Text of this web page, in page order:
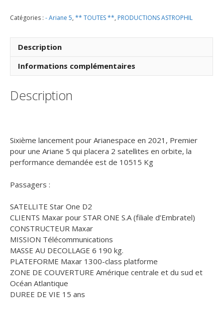
5
254
-
Catégories : - Ariane 5, ** TOUTES **, PRODUCTIONS ASTROPHIL
Description
Informations complémentaires
Description
Sixième lancement pour Arianespace en 2021, Premier
pour une Ariane 5 qui placera 2 satellites en orbite, la
performance demandée est de 10515 Kg
Passagers :
SATELLITE Star One D2
CLIENTS Maxar pour STAR ONE S.A (filiale d’Embratel)
CONSTRUCTEUR Maxar
MISSION Télécommunications
MASSE AU DECOLLAGE 6 190 kg.
PLATEFORME Maxar 1300-class platforme
ZONE DE COUVERTURE Amérique centrale et du sud et
Océan Atlantique
DUREE DE VIE 15 ans